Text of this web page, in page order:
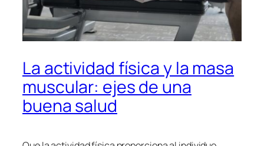
La actividad física y la masa
muscular: ejes de una
buena salud